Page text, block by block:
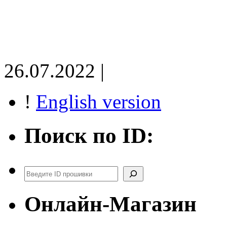
26.07.2022 |
! English version
Поиск по ID:
Поиск
Онлайн-Магазин